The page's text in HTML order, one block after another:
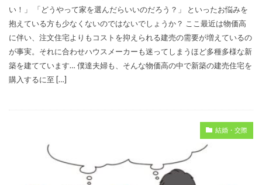
い！」 「どうやって家を選んだらいいのだろう？」 といったお悩みを
抱えている方も少なくないのではないでしょうか？ ここ最近は物価高
に伴い、注文住宅よりもコストを抑えられる建売の需要が増えているの
が事実。それに合わせハウスメーカーも迷ってしまうほど多種多様な新
築を建てています… 僕達夫婦も、そんな物価高の中で新築の建売住宅を
購入するに至 […]
結婚・交際